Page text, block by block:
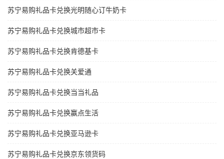
苏宁易购礼品卡兑换光明随心订牛奶卡
苏宁易购礼品卡兑换城市超市卡
苏宁易购礼品卡兑换肯德基卡
苏宁易购礼品卡兑换关爱通
苏宁易购礼品卡兑换当当礼品
苏宁易购礼品卡兑换赢点生活
苏宁易购礼品卡兑换亚马逊卡
苏宁易购礼品卡兑换京东领货码